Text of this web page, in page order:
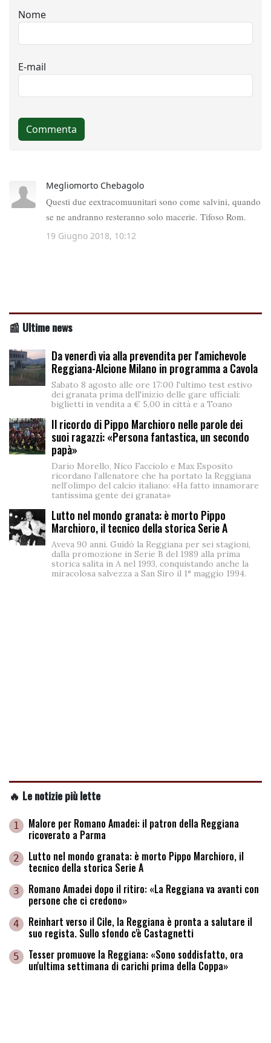
📰 Ultime news
Da venerdì via alla prevendita per l'amichevole
Reggiana-Alcione Milano in programma a Cavola
Sabato 8 agosto alle ore 17:00 l'ultimo test estivo
dei granata prima dell'inizio delle gare ufficiali:
biglietti in vendita a € 5,00 in città e a Toano
Il ricordo di Pippo Marchioro nelle parole dei
suoi ragazzi: «Persona fantastica, un secondo
papà»
Dario Morello, Nico Facciolo e Max Esposito
ricordano l’allenatore che ha portato la Reggiana
nell’olimpo del calcio italiano: «Ha fatto innamorare
tantissima gente dei granata»
Lutto nel mondo granata: è morto Pippo
Marchioro, il tecnico della storica Serie A
Aveva 90 anni. Guidò la Reggiana per sei stagioni,
dalla promozione in Serie B del 1989 alla prima
storica salita in A nel 1993, conquistando anche la
miracolosa salvezza a San Siro il 1° maggio 1994.
🔥 Le notizie più lette
1 Malore per Romano Amadei: il patron della Reggiana
ricoverato a Parma
2 Lutto nel mondo granata: è morto Pippo Marchioro, il
tecnico della storica Serie A
3 Romano Amadei dopo il ritiro: «La Reggiana va avanti con
persone che ci credono»
4 Reinhart verso il Cile, la Reggiana è pronta a salutare il
suo regista. Sullo sfondo c'è Castagnetti
5 Tesser promuove la Reggiana: «Sono soddisfatto, ora
un'ultima settimana di carichi prima della Coppa»